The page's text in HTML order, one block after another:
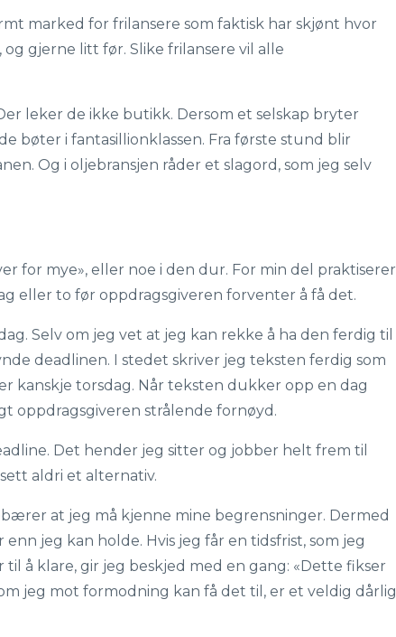
marked for frilansere som faktisk har skjønt hvor
gjerne litt før. Slike frilansere vil alle
leker de ikke butikk. Dersom et selskap bryter
bøter i fantasillionklassen. Fra første stund blir
Og i oljebransjen råder et slagord, som jeg selv
for mye», eller noe i den dur. For min del praktiserer
eller to før oppdragsgiveren forventer å få det.
Selv om jeg vet at jeg kan rekke å ha den ferdig til
deadlinen. I stedet skriver jeg teksten ferdig som
kanskje torsdag. Når teksten dukker opp en dag
oppdragsgiveren strålende fornøyd.
Det hender jeg sitter og jobber helt frem til
aldri et alternativ.
at jeg må kjenne mine begrensninger. Dermed
jeg kan holde. Hvis jeg får en tidsfrist, som jeg
å klare, gir jeg beskjed med en gang: «Dette fikser
jeg mot formodning kan få det til, er et veldig dårlig